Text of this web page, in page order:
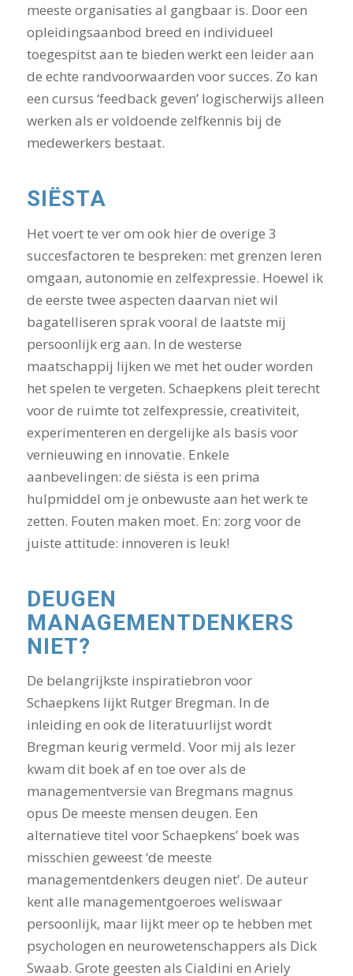
meeste organisaties al gangbaar is. Door een
opleidingsaanbod breed en individueel
toegespitst aan te bieden werkt een leider aan
de echte randvoorwaarden voor succes. Zo kan
een cursus ‘feedback geven’ logischerwijs alleen
werken als er voldoende zelfkennis bij de
medewerkers bestaat.
SIËSTA
Het voert te ver om ook hier de overige 3
succesfactoren te bespreken: met grenzen leren
omgaan, autonomie en zelfexpressie. Hoewel ik
de eerste twee aspecten daarvan niet wil
bagatelliseren sprak vooral de laatste mij
persoonlijk erg aan. In de westerse
maatschappij lijken we met het ouder worden
het spelen te vergeten. Schaepkens pleit terecht
voor de ruimte tot zelfexpressie, creativiteit,
experimenteren en dergelijke als basis voor
vernieuwing en innovatie. Enkele
aanbevelingen: de siësta is een prima
hulpmiddel om je onbewuste aan het werk te
zetten. Fouten maken moet. En: zorg voor de
juiste attitude: innoveren is leuk!
DEUGEN
MANAGEMENTDENKERS
NIET?
De belangrijkste inspiratiebron voor
Schaepkens lijkt Rutger Bregman. In de
inleiding en ook de literatuurlijst wordt
Bregman keurig vermeld. Voor mij als lezer
kwam dit boek af en toe over als de
managementversie van Bregmans magnus
opus De meeste mensen deugen. Een
alternatieve titel voor Schaepkens’ boek was
misschien geweest ‘de meeste
managementdenkers deugen niet’. De auteur
kent alle managementgoeroes weliswaar
persoonlijk, maar lijkt meer op te hebben met
psychologen en neurowetenschappers als Dick
Swaab. Grote geesten als Cialdini en Ariely